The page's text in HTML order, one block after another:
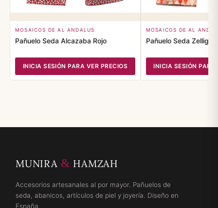
MOSAICOS DE AL ANDALUS
Pañuelo Seda Alcazaba Rojo
INICIA SESIÓN PARA VER PRECIOS
MOSAICOS DE AL
Pañuelo Seda Zellige
INICIA SESIÓN PARA
MUNIRA & HAMZAH
Accesorios artesanales al por mayor. Pañuelos de
seda, abanicos, artículos de piel y joyería. Diseño en
España.